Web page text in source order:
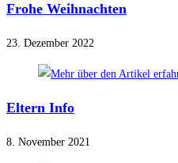
Frohe Weihnachten
23. Dezember 2022
Eltern Info
8. November 2021